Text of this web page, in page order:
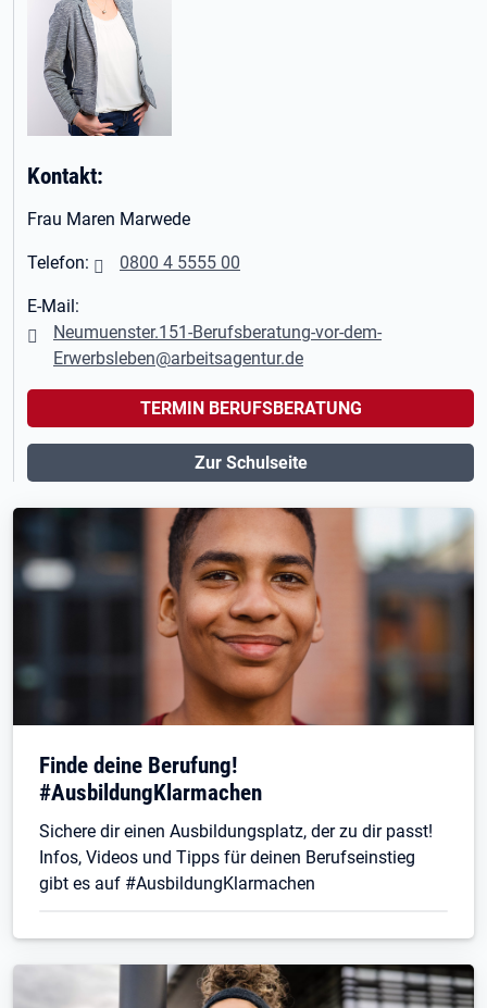
Kontakt:
Frau Maren Marwede
Telefon: 0800 4 5555 00
E-Mail:
Neumuenster.151-Berufsberatung-vor-dem-
Erwerbsleben@arbeitsagentur.de
TERMIN BERUFSBERATUNG
Zur Schulseite
Finde deine Berufung!
#AusbildungKlarmachen
Sichere dir einen Ausbildungsplatz, der zu dir passt!
Infos, Videos und Tipps für deinen Berufseinstieg
gibt es auf #AusbildungKlarmachen